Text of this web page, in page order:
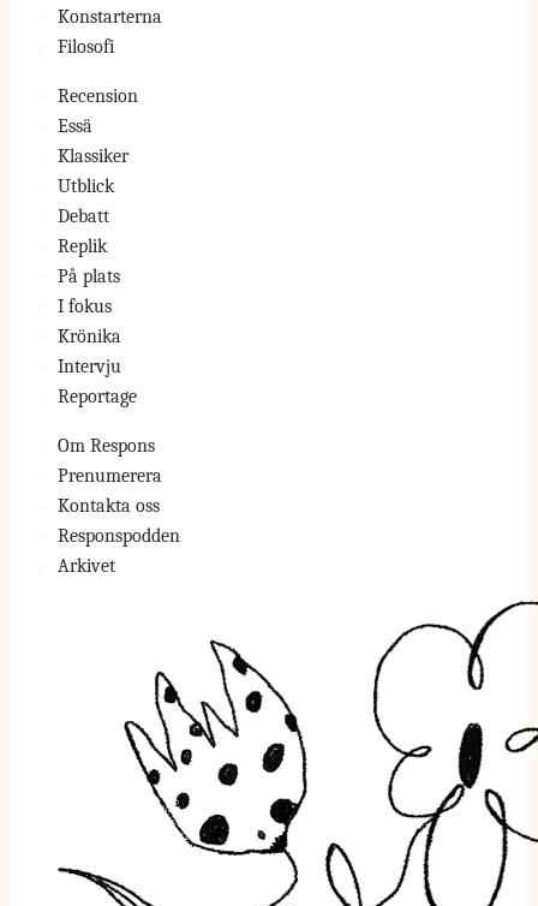
Konstarterna
Filosofi
Recension
Essä
Klassiker
Utblick
Debatt
Replik
På plats
I fokus
Krönika
Intervju
Reportage
Om Respons
Prenumerera
Kontakta oss
Responspodden
Arkivet